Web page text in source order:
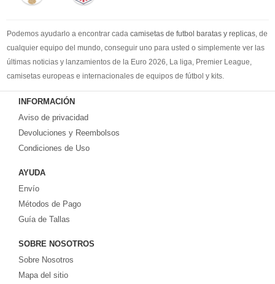
Podemos ayudarlo a encontrar cada camisetas de futbol baratas y replicas , de
cualquier equipo del mundo, conseguir uno para usted o simplemente ver las
últimas noticias y lanzamientos de la Euro 2026, La liga, Premier League,
camisetas europeas e internacionales de equipos de fútbol y kits.
Comprecamisetas de futbol baratasen la tienda deportiva más grande de
Europa. ¡Grandes ofertas en todas las camisetas del club de fútbol, ​​kits
europeos e internacionales, todo a los precios más bajos!
Compre nuestra gran selección de
equipaciones, camisetas y un portero a partir de €17.6. Diseños de fútbol
INFORMACIÓN
Aviso de privacidad
Devoluciones y Reembolsos
Condiciones de Uso
AYUDA
Envío
Métodos de Pago
Guía de Tallas
SOBRE NOSOTROS
Sobre Nosotros
Mapa del sitio